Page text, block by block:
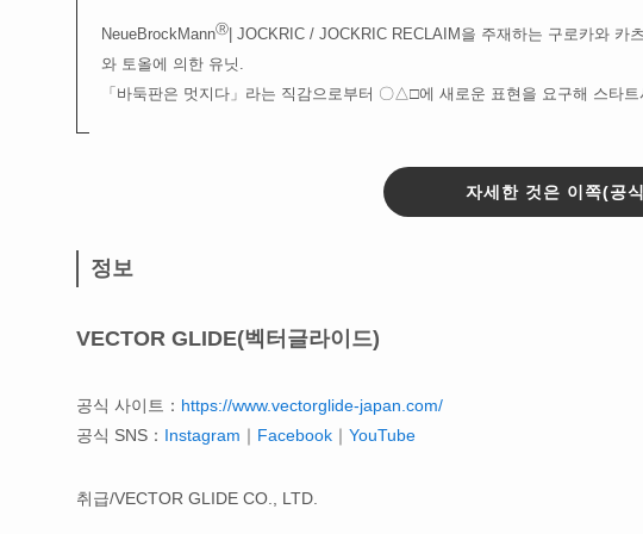
NeueBrockMannⓇ | JOCKRIC / JOCKRIC RECLAIM을 주재하는 구로카와
와 토올에 의한 유닛.
「바둑판은 멋지다」라는 직감으로부터 〇△□에 새로운 표현을 요구해 스타트
자세한 것은 이쪽(공
정보
VECTOR GLIDE(벡터글라이드)
공식 사이트： https://www.vectorglide-japan.com/
공식 SNS： Instagram ｜ Facebook ｜ YouTube
취급/VECTOR GLIDE CO., LTD.